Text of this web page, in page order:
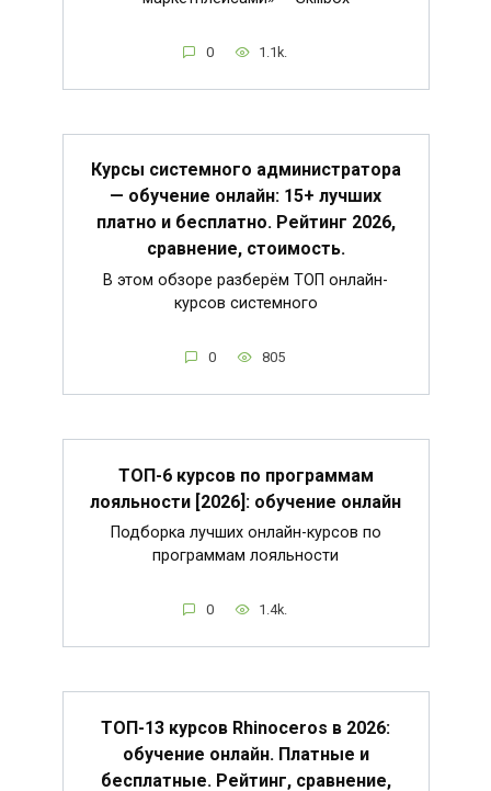
0 1.1k.
Курсы системного администратора
— обучение онлайн: 15+ лучших
платно и бесплатно. Рейтинг 2026,
сравнение, стоимость.
В этом обзоре разберём ТОП онлайн-
курсов системного
0 805
ТОП-6 курсов по программам
лояльности [2026]: обучение онлайн
Подборка лучших онлайн-курсов по
программам лояльности
0 1.4k.
ТОП-13 курсов Rhinoceros в 2026:
обучение онлайн. Платные и
бесплатные. Рейтинг, сравнение,